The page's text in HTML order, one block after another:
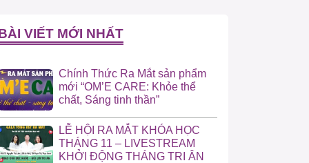
VIẾT MỚI NHẤT
Chính Thức Ra Mắt sản phẩm
mới “OM’E CARE: Khỏe thể
chất, Sáng tinh thần”
LỄ HỘI RA MẮT KHÓA HỌC
THÁNG 11 – LIVESTREAM
KHỞI ĐỘNG THÁNG TRI ÂN